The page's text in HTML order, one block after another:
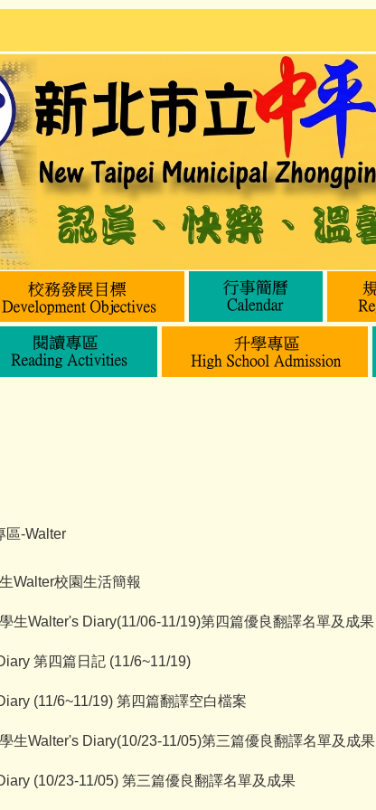
區-Walter
Walter校園生活簡報
生Walter's Diary(11/06-11/19)第四篇優良翻譯名單及成果
第四篇日記 (11/6~11/19)
(11/6~11/19) 第四篇翻譯空白檔案
生Walter's Diary(10/23-11/05)第三篇優良翻譯名單及成果
(10/23-11/05) 第三篇優良翻譯名單及成果